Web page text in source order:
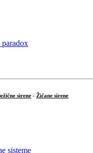
sirene - Žičane sirene